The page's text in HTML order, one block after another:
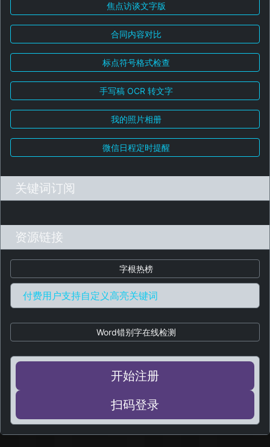
焦点访谈文字版
合同内容对比
标点符号格式检查
手写稿 OCR 转文字
我的照片相册
微信日程定时提醒
关键词订阅
资源链接
字根热榜
付费用户支持自定义高亮关键词
Word错别字在线检测
开始注册
扫码登录